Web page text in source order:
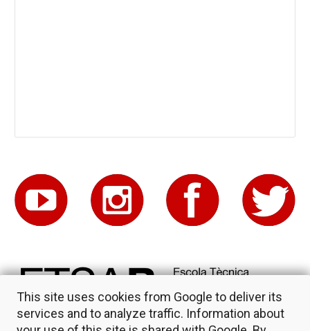
This site uses cookies from Google to deliver its
services and to analyze traffic. Information about